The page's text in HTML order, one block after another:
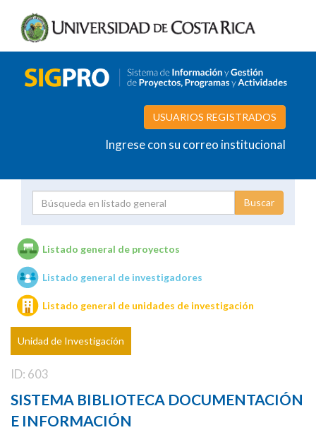
USUARIOS REGISTRADOS
Ingrese con su correo institucional
Unidades de investigación
Listado general de proyectos
Listado general de investigadores
Listado general de unidades de investigación
Unidad de Investigación
ID: 603
SISTEMA BIBLIOTECA DOCUMENTACIÓN
E INFORMACIÓN